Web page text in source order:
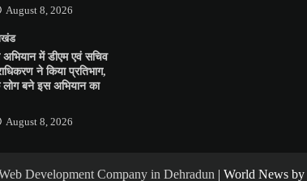
August 8, 2026
अभियान में डीएम एवं सचिव
ने किया प्रतिभाग,
बने इस अभियान का
August 8, 2026
Development Company in Dehradun | World News by